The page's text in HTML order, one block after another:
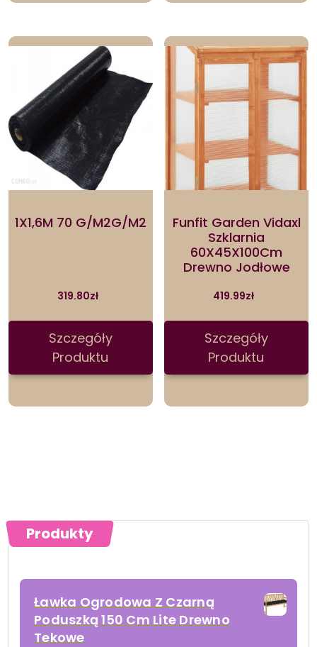
1X1,6M 70 G/M2G/M2
319.80zł
Szczegóły
Produktu
Funfit Garden Vidaxl
Szklarnia
60X45X100Cm
Drewno Jodłowe
419.99zł
Szczegóły
Produktu
Produkty
Ławka Ogrodowa Z Czarną
Poduszką 150 Cm Lite Drewno
Tekowe